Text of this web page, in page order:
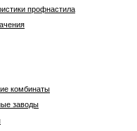
профнастила
комбинаты
заводы